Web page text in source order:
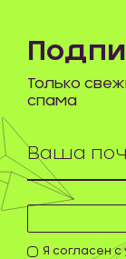
Я согласен
Только
спама